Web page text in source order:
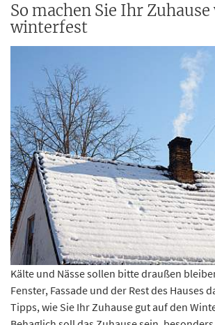
So machen Sie Ihr
winterfest
Kälte und Nässe sollen bitte draußen
Fenster, Fassade und der Rest des Hauses
Tipps, wie Sie Ihr Zuhause gut auf den